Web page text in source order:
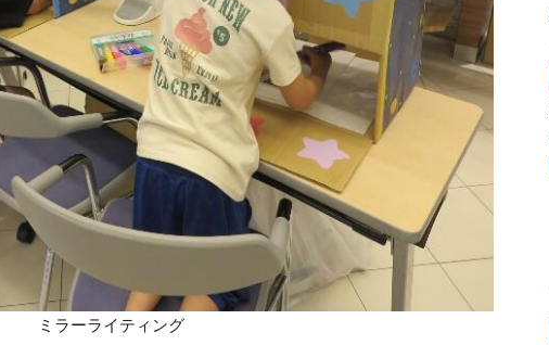
ミラーライティング